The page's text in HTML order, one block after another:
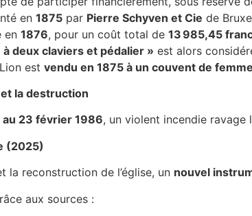
en 1875 par Pierre Schyven et Cie de
en 1876, pour un coût total de 13 985,45
à deux claviers et pédalier » est alors
est vendu en 1875 à un couvent de
la destruction
au 23 février 1986, un violent incendie ravage
(2025)
la reconstruction de l’église, un nouvel
aux sources :